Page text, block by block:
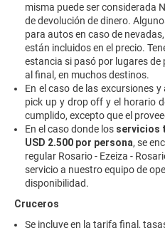
misma puede ser considerada
de devolución de dinero.
para autos en caso de
están incluidos en el precio.
estancia si pasó por lugares de
al final, en muchos destinos.
En el caso de las excursiones
pick up y drop off y el horario
cumplido, excepto que el
En el caso donde los servicios
USD 2.500 por persona, se
regular Rosario - Ezeiza -
servicio a nuestro equipo de
disponibilidad.
Cruceros
Se incluye en la tarifa final,